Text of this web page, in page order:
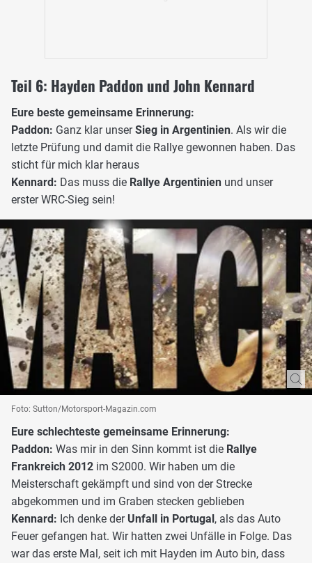
Teil 6: Hayden Paddon und John Kennard
Eure beste gemeinsame Erinnerung:
Paddon: Ganz klar unserSieg in Argentinien. Als wir die
letzte Prüfung und damit die Rallye gewonnen haben. Das
sticht für mich klar heraus
Kennard: Das muss die Rallye Argentinien und unser
erster WRC-Sieg sein!
Foto: Sutton/Motorsport-Magazin.com
Eure schlechteste gemeinsame Erinnerung:
Paddon: Was mir in den Sinn kommt ist die Rallye
Frankreich 2012 im S2000. Wir haben um die
Meisterschaft gekämpft und sind von der Strecke
abgekommen und im Graben stecken geblieben
Kennard: Ich denke der Unfall in Portugal, als das Auto
Feuer gefangen hat. Wir hatten zwei Unfälle in Folge. Das
war das erste Mal, seit ich mit Hayden im Auto bin, dass